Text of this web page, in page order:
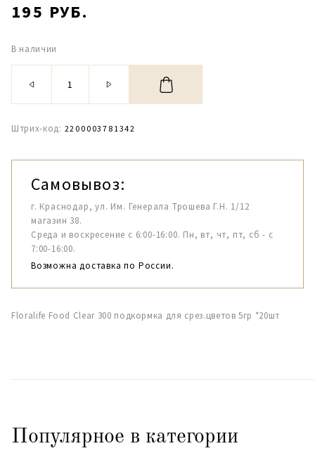
195 РУБ.
В наличии
Штрих-код: 2200003781342
Самовывоз:
г. Краснодар, ул. Им. Генерала Трошева Г.Н. 1/12
магазин 38.
Среда и воскресение с 6:00-16:00. Пн, вт, чт, пт, сб - с
7:00-16:00.
Возможна доставка по России.
Floralife Food Clear 300 подкормка для срез.цветов 5гр *20шт
Популярное в категории